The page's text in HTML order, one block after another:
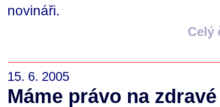
novináři.
Celý
15. 6. 2005
Máme právo na